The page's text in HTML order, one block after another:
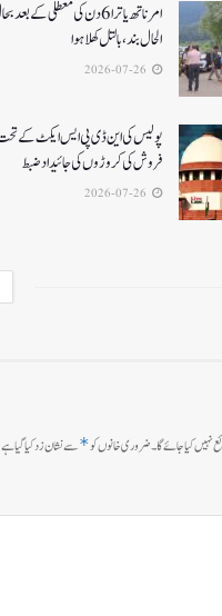
امرناتھ یاترا 6دن کی معطلی کے
الحال بند، بالتل کھلا ہوا
پولیس کی این ڈی پی ایس ایکٹ کے تحت
فروش کی کروڑوں کی جائیداد ضبط
کیا جائے گا۔ضروری خانوں کو*سے نشان زد کیا گیا ہے